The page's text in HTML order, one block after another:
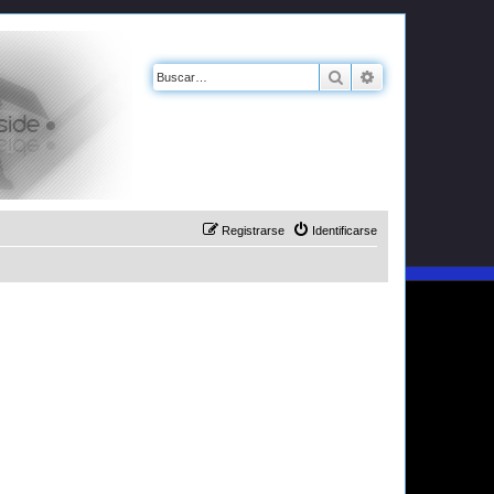
Buscar
Identificarse
Registrarse